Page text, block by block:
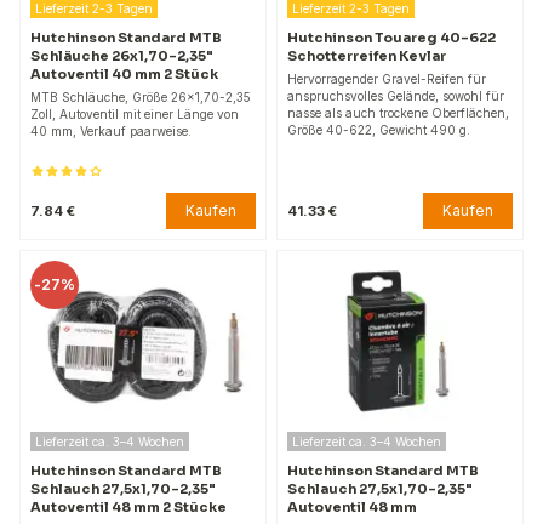
Lieferzeit 2-3 Tagen
Hutchinson Standard MTB
Schläuche 26x1,70-2,35"
Autoventil 40 mm 2 Stück
MTB Schläuche, Größe 26x1,70-2,35
Zoll, Autoventil mit einer Länge von
40 mm, Verkauf paarweise.
7.84 € Kaufen
Lieferzeit 2-3 Tagen
Hutchinson Touareg 40-622
Schotterreifen Kevlar
Hervorragender Gravel-Reifen für
anspruchsvolles Gelände, sowohl für
nasse als auch trockene Oberflächen,
Größe 40-622, Gewicht 490 g.
41.33 € Kaufen
-27%
Lieferzeit ca. 3–4 Wochen
Hutchinson Standard MTB
Schlauch 27,5x1,70-2,35"
Autoventil 48 mm 2 Stücke
Lieferzeit ca. 3–4 Wochen
Hutchinson Standard MTB
Schlauch 27,5x1,70-2,35"
Autoventil 48 mm